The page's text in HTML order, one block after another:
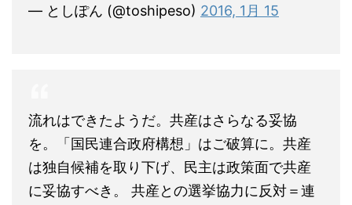
— としぽん (@toshipeso) 2016, 1月 15
流れはできたようだ。共産はさらなる妥協
を。「国民連合政府構想」はご破算に。共産
は独自候補を取り下げ、民主は政策面で共産
に妥協すべき。 共産との選挙協力に反対＝連